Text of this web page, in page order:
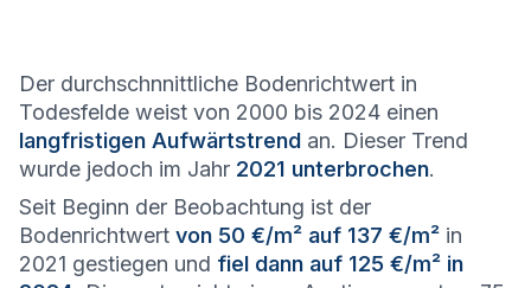
Der durchschnnittliche Bodenrichtwert in
Todesfelde weist von 2000 bis 2024 einen
langfristigen Aufwärtstrend an. Dieser Trend
wurde jedoch im Jahr 2021 unterbrochen.
Seit Beginn der Beobachtung ist der
Bodenrichtwert von 50 €/m² auf 137 €/m² in
2021 gestiegen und fiel dann auf 125 €/m² in